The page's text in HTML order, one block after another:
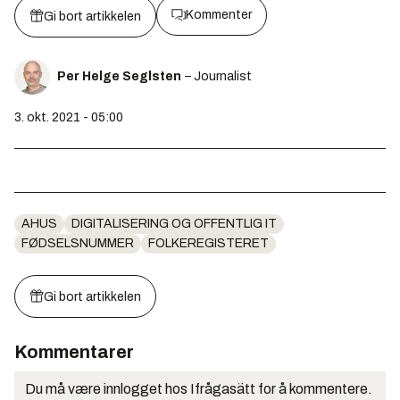
Gi bort artikkelen Kommenter
Per Helge Seglsten – Journalist
3. okt. 2021 - 05:00
AHUS
DIGITALISERING OG OFFENTLIG IT
FØDSELSNUMMER
FOLKEREGISTERET
Gi bort artikkelen
Kommentarer
Du må være innlogget hos Ifrågasätt for å kommentere.